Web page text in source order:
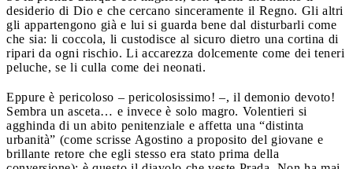
desiderio di Dio e che cercano sinceramente il Regno. Gli altri
gli appartengono già e lui si guarda bene dal disturbarli come
che sia: li coccola, li custodisce al sicuro dietro una cortina di
ripari da ogni rischio. Li accarezza dolcemente come dei teneri
peluche, se li culla come dei neonati.
Eppure è pericoloso – pericolosissimo! –, il demonio devoto!
Sembra un asceta… e invece è solo magro. Volentieri si
agghinda di un abito penitenziale e affetta una “distinta
urbanità” (come scrisse Agostino a proposito del giovane e
brillante retore che egli stesso era stato prima della